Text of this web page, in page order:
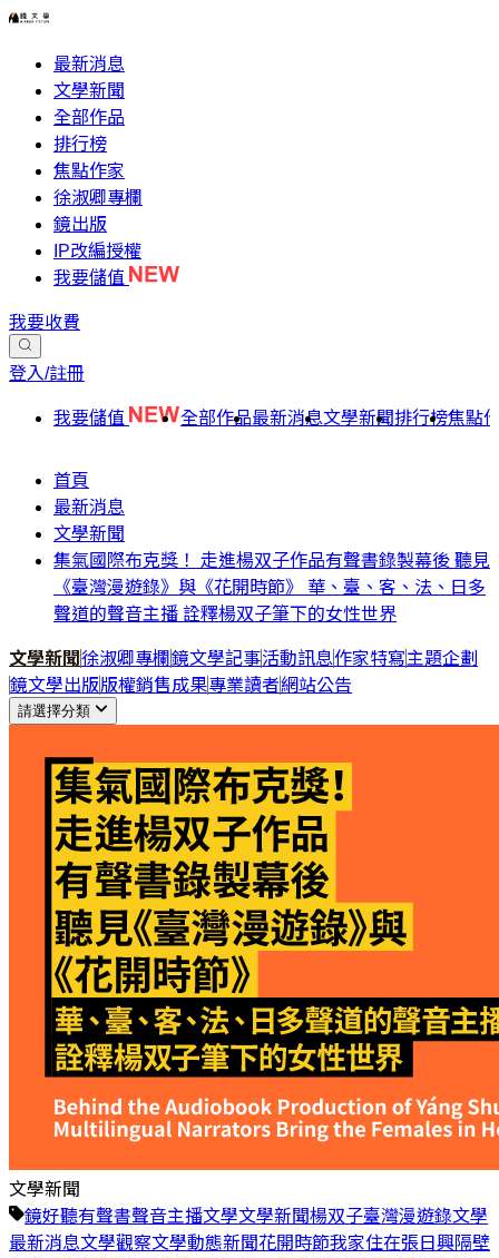
最新消息
文學新聞
全部作品
排行榜
焦點作家
徐淑卿專欄
鏡出版
IP改編授權
我要儲值
我要收費
登入/註冊
我要儲值 全部作品最新消息文學新聞排行榜焦點
首頁
最新消息
文學新聞
集氣國際布克獎！ 走進楊双子作品有聲書錄製幕後 聽見
《臺灣漫遊錄》與《花開時節》 華、臺、客、法、日多
聲道的聲音主播 詮釋楊双子筆下的女性世界
文學新聞 徐淑卿專欄鏡文學記事活動訊息作家特寫主題企劃
鏡文學出版版權銷售成果專業讀者網站公告
請選擇分類
文學新聞
鏡好聽有聲書聲音主播文學文學新聞楊双子臺灣漫遊錄文學
最新消息文學觀察文學動態新聞花開時節我家住在張日興隔壁